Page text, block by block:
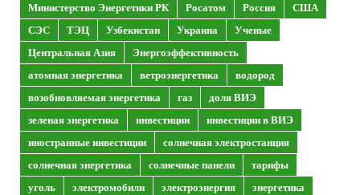
Министерство Энергетики РК
Росатом Россия
США
СЭС
ТЭЦ Узбекистан Украина
Ученые
Центральная Азия
Энергоэффективность
атомная энергетика
ветроэнергетика
водород
возобновляемая энергетика
газ
доля ВИЭ
зеленая энергетика
инвестиции
инвестиции в ВИЭ
иностранные инвестиции
солнечная электростанция
солнечная энергетика
солнечные панели
тарифы
уголь
электромобили электроэнергия энергетика